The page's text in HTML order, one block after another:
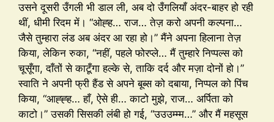
उसने दूसरी उँगली भी डाल ली, अब दो उँगलियाँ अंदर-बाहर हो रही
थीं, धीमी रिदम में। “ओह्ह… राज… तेज़ करो अपनी कल्पना…
जैसे तुम्हारा लंड अब अंदर आ रहा हो।” मैंने अपना हिलाना तेज़
किया, लेकिन रुका, “नहीं, पहले फोरप्ले… मैं तुम्हारे निप्पल्स को
चूसूँगा, दाँतों से काटूँगा हल्के से, ताकि दर्द और मज़ा दोनों हो।”
स्वाति ने अपनी फ्री हैंड से अपने बूब्स को दबाया, निप्पल को पिंच
किया, “आह्ह्ह… हाँ, ऐसे ही… काटो मुझे, राज… अर्पिता को
काटो।” उसकी सिसकी लंबी हो गई, “उउउम्म्म…” और मैं महसूस